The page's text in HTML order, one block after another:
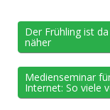
Der Frühling ist
näher
Medienseminar
Internet: So viele